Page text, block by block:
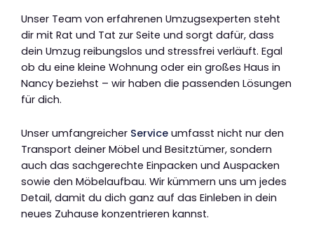
Unser Team von erfahrenen Umzugsexperten steht
dir mit Rat und Tat zur Seite und sorgt dafür, dass
dein Umzug reibungslos und stressfrei verläuft. Egal
ob du eine kleine Wohnung oder ein großes Haus in
Nancy beziehst – wir haben die passenden Lösungen
für dich.
Unser umfangreicher Service umfasst nicht nur den
Transport deiner Möbel und Besitztümer, sondern
auch das sachgerechte Einpacken und Auspacken
sowie den Möbelaufbau. Wir kümmern uns um jedes
Detail, damit du dich ganz auf das Einleben in dein
neues Zuhause konzentrieren kannst.